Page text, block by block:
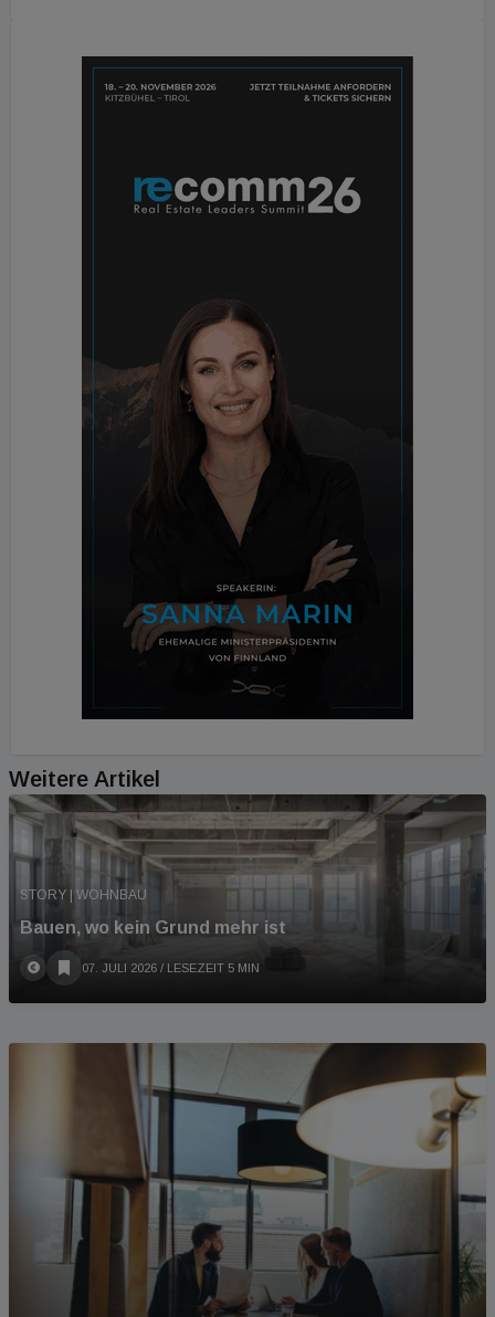
Weitere Artikel
STORY | WOHNBAU
Bauen, wo kein Grund mehr ist
07. JULI 2026 / LESEZEIT 5 MIN